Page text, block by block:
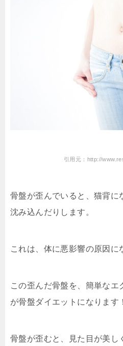
引用元：http://
骨盤が歪んでいると、猫背に
沈み込んだりします。
これは、体に悪影響の原因に
この歪んだ骨盤を、簡単なエ
が骨盤ダイエットになります！
骨盤が歪むと、見た目が美し